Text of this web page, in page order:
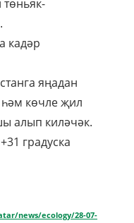
кадәр
яңадан
көчле җил
алып киләчәк.
градуска
news/ecology/28-07-